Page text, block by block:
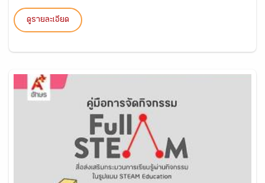
ดูรายละเอียด